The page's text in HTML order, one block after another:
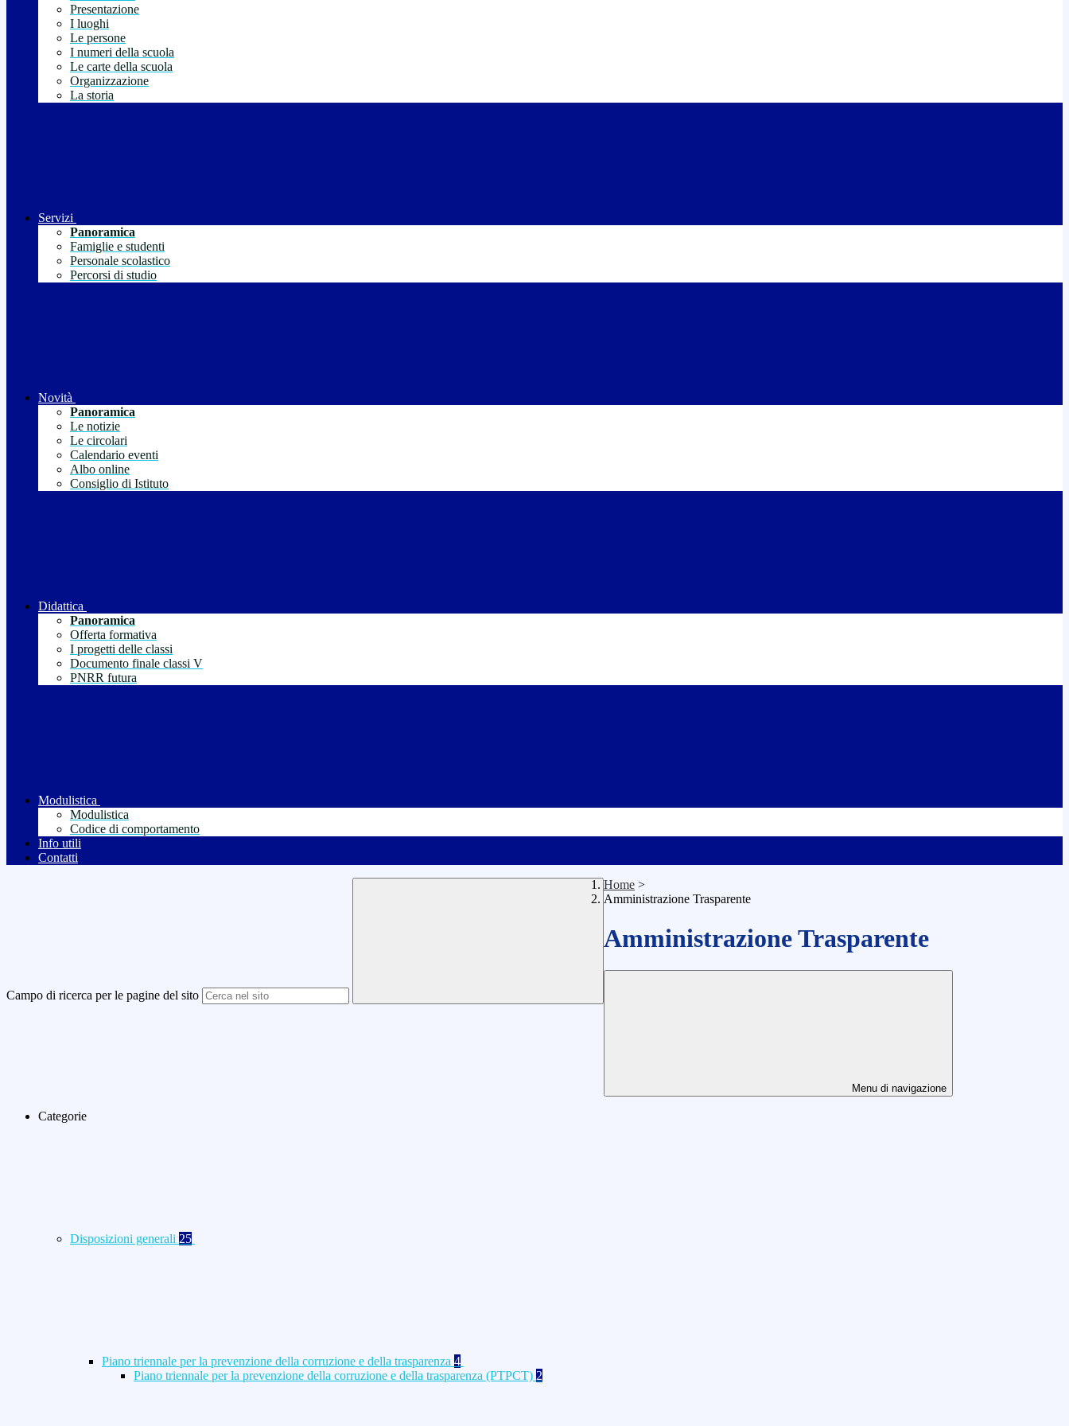
Presentazione
I luoghi
Le persone
I numeri della scuola
Le carte della scuola
Organizzazione
La storia
Servizi
Panoramica
Famiglie e studenti
Personale scolastico
Percorsi di studio
Novità
Panoramica
Le notizie
Le circolari
Calendario eventi
Albo online
Consiglio di Istituto
Didattica
Panoramica
Offerta formativa
I progetti delle classi
Documento finale classi V
PNRR futura
Modulistica
Modulistica
Codice di comportamento
Info utili
Contatti
Campo di ricerca per le pagine del sito
Home >
Amministrazione Trasparente
Amministrazione Trasparente
Menu di navigazione
Categorie
Disposizioni generali 25
Piano triennale per la prevenzione della corruzione e della trasparenza 4
Piano triennale per la prevenzione della corruzione e della trasparenza (PTPCT) 2